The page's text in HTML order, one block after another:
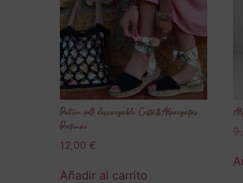
Patrón pdf descargable Cesta&Alpargatas
Portimâo
12,00 €
Añadir al carrito